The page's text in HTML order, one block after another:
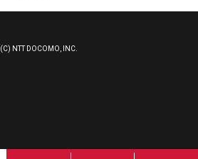
(C) NTT DOCOMO, INC.